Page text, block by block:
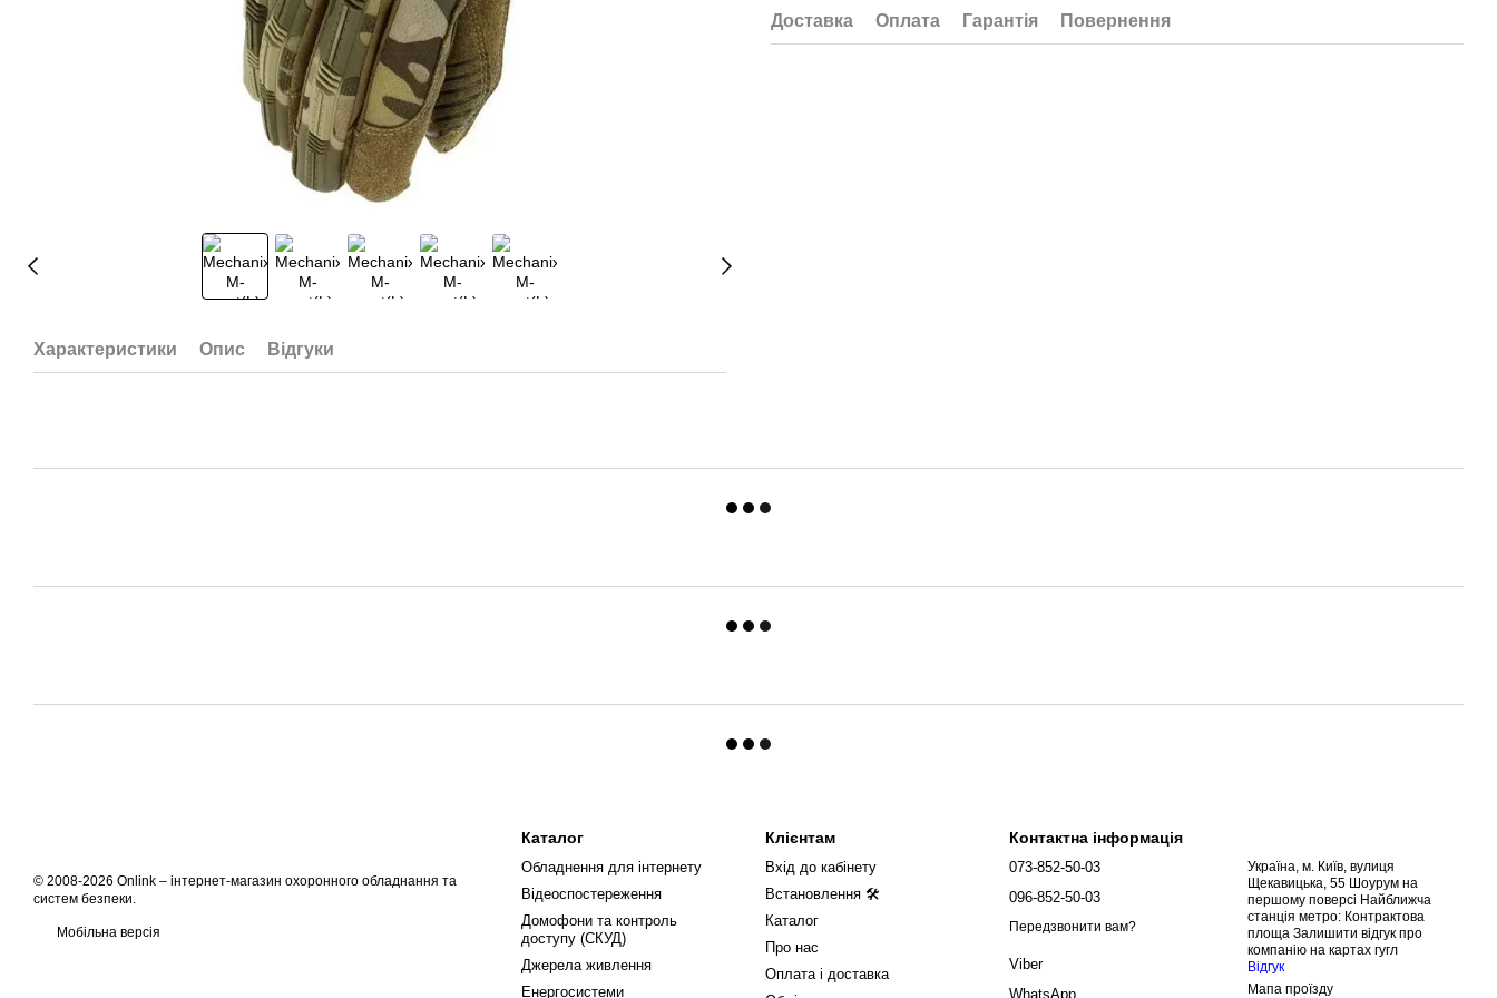
Характеристики Опис Відгуки
Доставка Оплата Гарантія Повернення
© 2008-2026 Onlink – інтернет-магазин охоронного обладнання та
систем безпеки.
Мобільна версія
Каталог
Обладнення для інтернету
Відеоспостереження
Домофони та контроль
доступу (СКУД)
Джерела живлення
Енергосистеми
Клієнтам
Вхід до кабінету
Встановлення 🛠
Каталог
Про нас
Оплата і доставка
Контактна інформація
073-852-50-03
096-852-50-03
Передзвонити вам?
Viber
WhatsApp
Україна, м. Київ, вулиця
Щекавицька, 55 Шоурум на
першому поверсі Найближча
станція метро: Контрактова
площа Залишити відгук про
компанію на картах гугл
Відгук
Мапа проїзду